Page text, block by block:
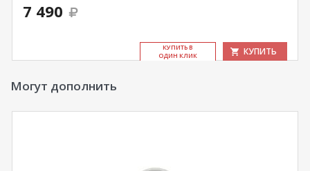
7 490
КУ­ПИТЬ В
ОДИН КЛИК
КУПИТЬ
Могут дополнить